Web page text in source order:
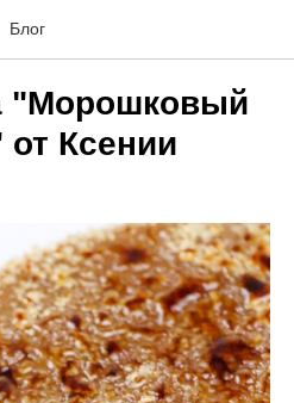
Блог
"Морошковый
Ксении